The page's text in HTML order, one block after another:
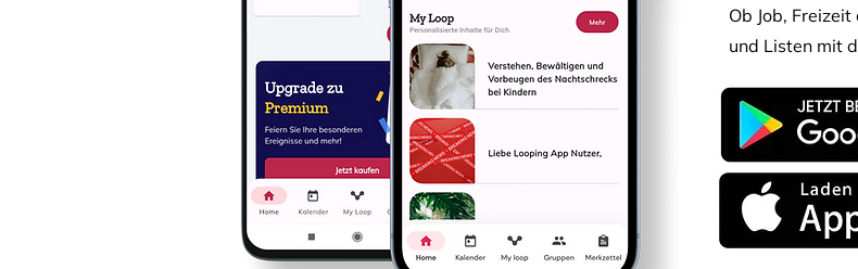
Ob Job,
und Listen mit